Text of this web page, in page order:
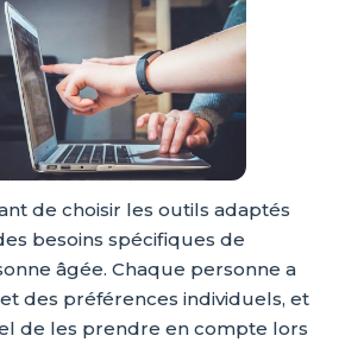
de choisir les outils adaptés
besoins spécifiques de
âgée. Chaque personne a
des préférences individuels, et
de les prendre en compte lors